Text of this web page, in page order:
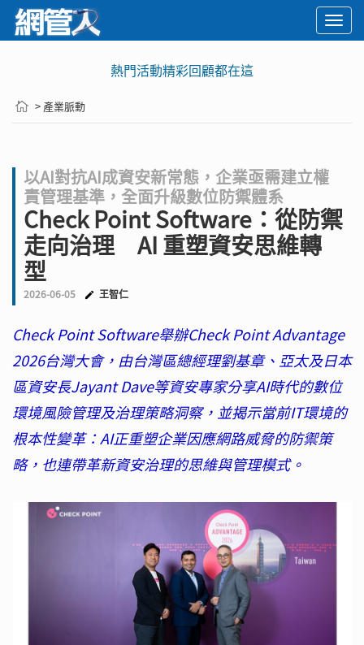
熱門活動精彩回顧都在這
> 產業脈動
以AI對抗AI成資安新常態，企業亟需建立權
責管理基準，全面升級數位防禦體系
Check Point Software：從防禦
走向治理 AI 重塑資安思維轉
型
2026-06-05 王智仁
Check Point Software舉辦Check Point Advantage
2026台灣大會，由台灣區總經理劉基章、亞太及日本
區資安長Jayant Dave等資安專家分享AI時代的數位
環境風險管理及治理策略洞察，並揭示當前IT環境的
根本性變革：AI正重塑企業因應網路威脅的防禦策
略，也連帶革新資安治理的思維與管理模式。